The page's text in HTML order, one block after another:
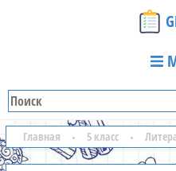
Главная 5 класс